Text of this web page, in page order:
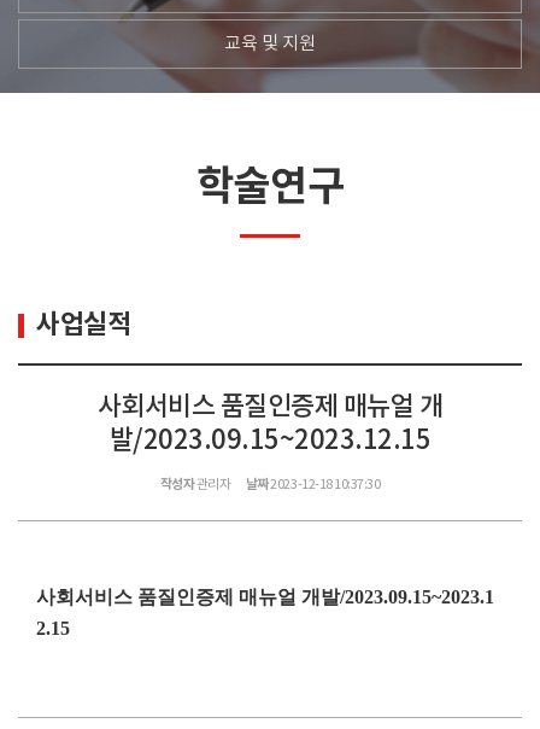
교육 및 지원
학술연구
사업실적
사회서비스 품질인증제 매뉴얼 개
발/2023.09.15~2023.12.15
작성자관리자 날짜2023-12-18 10:37:30
사회서비스 품질인증제 매뉴얼 개발/2023.09.15~2023.1
2.15